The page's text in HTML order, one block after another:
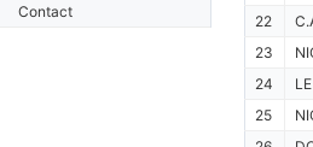
Contact
22
23
24
25